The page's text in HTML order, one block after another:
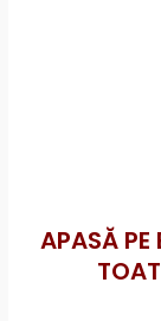
APASĂ PE